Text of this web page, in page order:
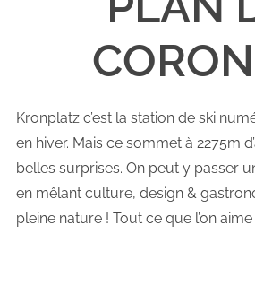
Kronplatz c’est la station de ski
en hiver. Mais ce sommet à 2275m
belles surprises. On peut y passer
en mêlant culture, design &
pleine nature ! Tout ce que l’on